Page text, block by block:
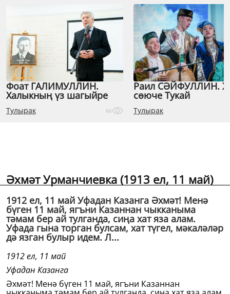
Фоат ГАЛИМУЛЛИН.
Халыкның үз шагыйре
Тулырак 86
Раил СӘЙФУЛЛИН.
сөюче Тукай
Тулырак
Әхмәт Урманчиевка (1913 ел, 11 май)
1912 ел, 11 май Уфадан Казанга Әхмәт! Менә
бүген 11 май, ягъни Казаннан чыкканыма
тәмам бер ай тулганда, сиңа хат яза алам.
Уфада гына торган булсам, хат түгел, мәкаләләр
дә язган булыр идем. Л...
1912 ел, 11 май
Уфадан Казанга
Әхмәт! Менә бүген 11 май, ягъни Казаннан